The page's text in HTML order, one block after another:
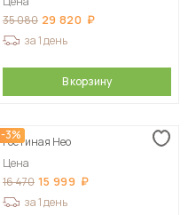
35 080 29 820
за 1 день
В корзину
-3%
Гостиная Нео
Цена
16 470 15 999
за 1 день